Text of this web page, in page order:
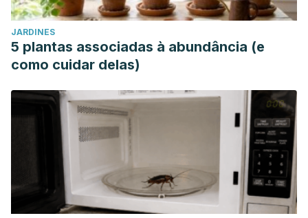
JARDINES
5 plantas associadas à abundância (e
como cuidar delas)